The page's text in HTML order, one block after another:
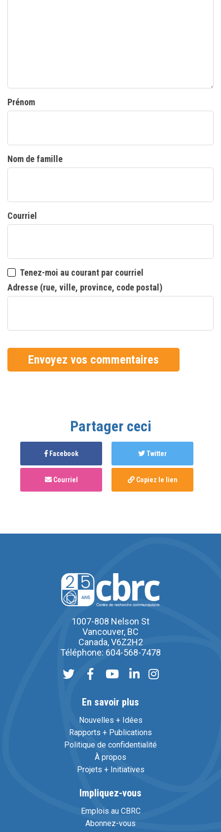
Prénom
Nom de famille
Courriel
Tenez-moi au courant par courriel
Adresse (rue, ville, province, code postal)
Partager ceci
Facebook Twitter
Courriel Copiez le lien
1007-808 Nelson St
Vancouver, BC
Canada, V6Z2H2
Téléphone: 604-568-7478
En savoir plus
Nouvelles + Idées
Rapports + Publications
Politique de confidentialité
À propos
Projets + Initiatives
Impliquez-vous
Emplois au CBRC
Abonnez-vous